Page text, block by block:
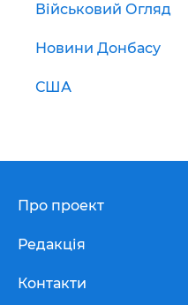
Військовий Огляд
Новини Донбасу
США
Про проект
Редакція
Контакти